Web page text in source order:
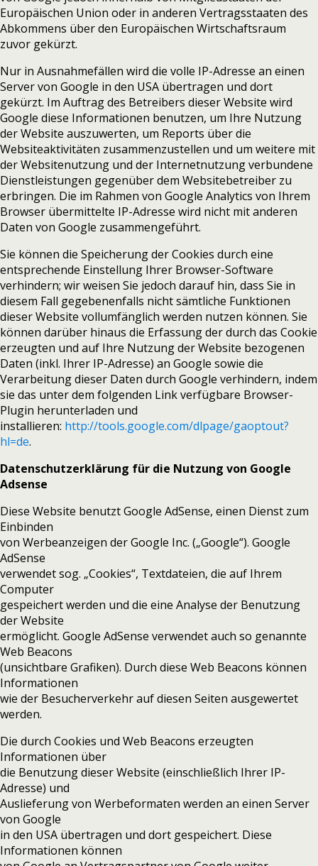
Europäischen Union oder in anderen Vertragsstaaten des
Abkommens über den Europäischen Wirtschaftsraum
zuvor gekürzt.
Nur in Ausnahmefällen wird die volle IP-Adresse an einen
Server von Google in den USA übertragen und dort
gekürzt. Im Auftrag des Betreibers dieser Website wird
Google diese Informationen benutzen, um Ihre Nutzung
der Website auszuwerten, um Reports über die
Websiteaktivitäten zusammenzustellen und um weitere mit
der Websitenutzung und der Internetnutzung verbundene
Dienstleistungen gegenüber dem Websitebetreiber zu
erbringen. Die im Rahmen von Google Analytics von Ihrem
Browser übermittelte IP-Adresse wird nicht mit anderen
Daten von Google zusammengeführt.
Sie können die Speicherung der Cookies durch eine
entsprechende Einstellung Ihrer Browser-Software
verhindern; wir weisen Sie jedoch darauf hin, dass Sie in
diesem Fall gegebenenfalls nicht sämtliche Funktionen
dieser Website vollumfänglich werden nutzen können. Sie
können darüber hinaus die Erfassung der durch das Cookie
erzeugten und auf Ihre Nutzung der Website bezogenen
Daten (inkl. Ihrer IP-Adresse) an Google sowie die
Verarbeitung dieser Daten durch Google verhindern, indem
sie das unter dem folgenden Link verfügbare Browser-
Plugin herunterladen und
installieren: http://tools.google.com/dlpage/gaoptout?
hl=de.
Datenschutzerklärung für die Nutzung von Google
Adsense
Diese Website benutzt Google AdSense, einen Dienst zum
Einbinden
von Werbeanzeigen der Google Inc. („Google“). Google
AdSense
verwendet sog. „Cookies“, Textdateien, die auf Ihrem
Computer
gespeichert werden und die eine Analyse der Benutzung
der Website
ermöglicht. Google AdSense verwendet auch so genannte
Web Beacons
(unsichtbare Grafiken). Durch diese Web Beacons können
Informationen
wie der Besucherverkehr auf diesen Seiten ausgewertet
werden.
Die durch Cookies und Web Beacons erzeugten
Informationen über
die Benutzung dieser Website (einschließlich Ihrer IP-
Adresse) und
Auslieferung von Werbeformaten werden an einen Server
von Google
in den USA übertragen und dort gespeichert. Diese
Informationen können